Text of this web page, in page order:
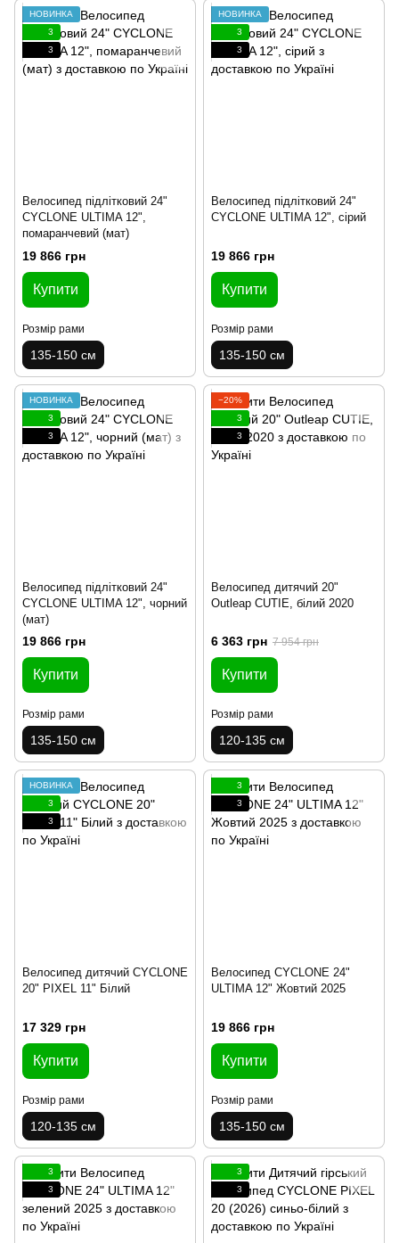
НОВИНКА
3
3
Велосипед підлітковий 24"
CYCLONE ULTIMA 12",
помаранчевий (мат)
19 866 грн
Купити
Розмір рами
135-150 см
НОВИНКА
3
3
Велосипед підлітковий 24"
CYCLONE ULTIMA 12", сірий
19 866 грн
Купити
Розмір рами
135-150 см
НОВИНКА
3
3
Велосипед підлітковий 24"
CYCLONE ULTIMA 12", чорний
(мат)
19 866 грн
Купити
Розмір рами
135-150 см
−20%
3
3
Велосипед дитячий 20"
Outleap CUTIE, білий 2020
6 363 грн 7 954 грн
Купити
Розмір рами
120-135 см
НОВИНКА
3
3
Велосипед дитячий CYCLONE
20" PIXEL 11" Білий
17 329 грн
Купити
Розмір рами
120-135 см
3
3
Велосипед CYCLONE 24"
ULTIMA 12" Жовтий 2025
19 866 грн
Купити
Розмір рами
135-150 см
3
3
3
3